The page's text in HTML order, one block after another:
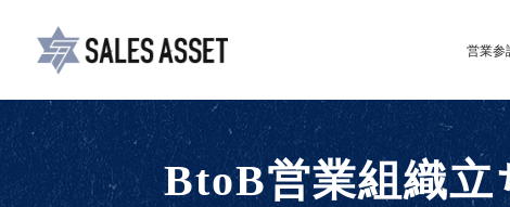
営業参
BtoB営業組織立